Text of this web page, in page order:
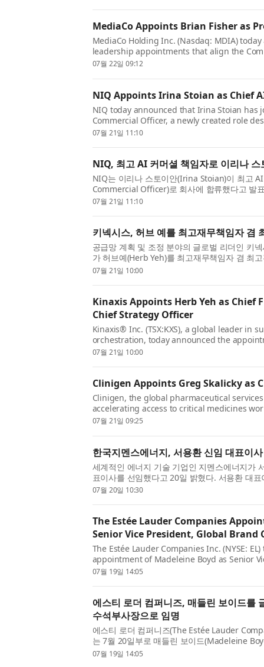
MediaCo Appoints Brian Fisher as
MediaCo Holding Inc. (Nasdaq: MDIA)
leadership appointments that align the
support its long-term growth strategy.
07월 22일 09:12
NIQ Appoints Irina Stoian as Chief
NIQ today announced that Irina Stoian has
Commercial Officer, a newly created role
enterprise AI commercial strategy and help
07월 21일 11:10
NIQ, 최고 AI 커머셜 책임자로 이리나 스
NIQ는 이리나 스토이안(Irina Stoian)이 최고
Commercial Officer)로 회사에 합류했다고 발
머셜 전략을 가속화하고 고객이 회사의 AI 역
07월 21일 11:10
키넥시스, 허브 예를 최고재무책임자 겸
공급망 계획 및 조정 분야의 글로벌 리더인 키
가 허브예(Herb Yeh)를 최고재무책임자 겸 최
다(2026년 7월 27일 발효). 예는 키넥시스의 글
07월 21일 10:00
Kinaxis Appoints Herb Yeh as Chief
Chief Strategy Officer
Kinaxis® Inc. (TSX:KXS), a global leader in
orchestration, today announced the
Financial Officer and Chief Strategy Officer,
07월 21일 10:00
Clinigen Appoints Greg Skalicky as
Clinigen, the global pharmaceutical
accelerating access to critical medicines
appointment of Greg Skalicky as Group
07월 21일 09:25
한국지멘스에너지, 서용환 신임 대표이
세계적인 에너지 기술 기업인 지멘스에너지가
표이사를 선임했다고 20일 밝혔다. 서용환 대
의 사업을 총괄하며 회사의 성장 전략을 주도
07월 20일 10:30
The Estée Lauder Companies
Senior Vice President, Global
The Estée Lauder Companies Inc. (NYSE:
appointment of Madeleine Boyd as Senior
Communications, effective July 20, 2026. As
07월 19일 14:05
에스티 로더 컴퍼니즈, 매들린 보이드를
수석부사장으로 임명
에스티 로더 컴퍼니즈(The Estée Lauder
는 7월 20일부로 매들린 보이드(Madeleine
션 수석부사장(Senior Vice President, Global
07월 19일 14:05